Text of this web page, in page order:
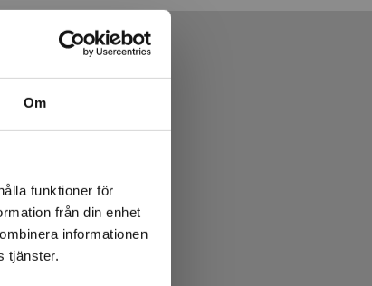
Om
funktioner för
från din enhet
informationen
tjänster.